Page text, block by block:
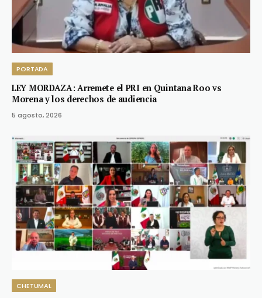
PORTADA
LEY MORDAZA: Arremete el PRI en Quintana Roo vs
Morena y los derechos de audiencia
5 agosto, 2026
CHETUMAL